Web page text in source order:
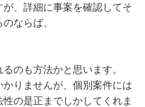
、詳細に事案を確認してそ
ならば、
のも方法かと思います。
りませんが、個別案件には
の是正までしかしてくれま